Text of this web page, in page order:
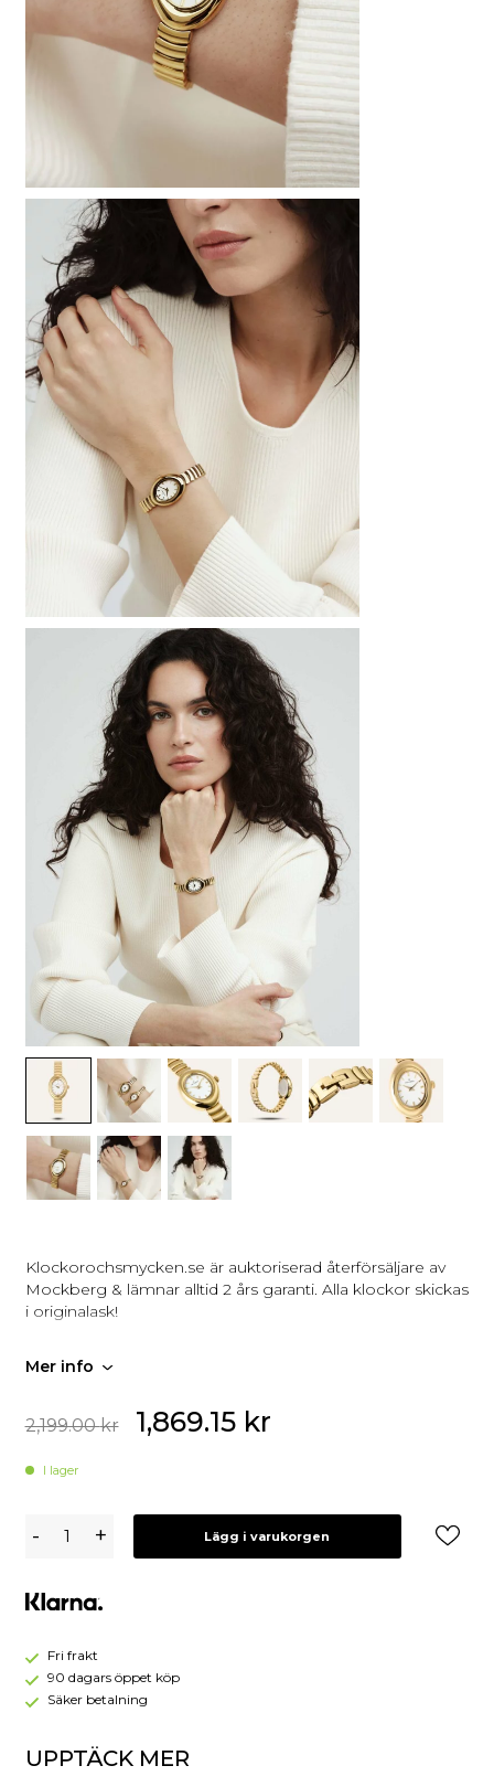
Klockorochsmycken.se är auktoriserad återförsäljare av
Mockberg & lämnar alltid 2 års garanti. Alla klockor skickas
i originalask!
Mer info
2,199.00kr 1,869.15 kr
I lager
Klocka
Guld
- + Lägg i varukorgen
Fri frakt
90 dagars öppet köp
Säker betalning
UPPTÄCK MER